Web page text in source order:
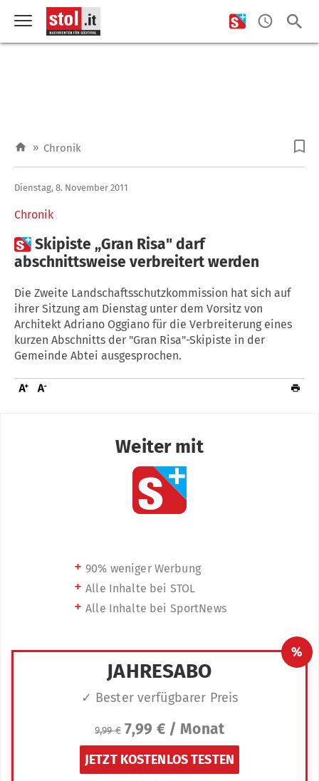
» Chronik
Chronik
Dienstag, 8. November 2011
Skipiste „Gran Risa" darf
abschnittsweise verbreitert werden
Die Zweite Landschaftsschutzkommission hat sich auf
ihrer Sitzung am Dienstag unter dem Vorsitz von
Architekt Adriano Oggiano für die Verbreiterung eines
kurzen Abschnitts der "Gran Risa"-Skipiste in der
Gemeinde Abtei ausgesprochen.